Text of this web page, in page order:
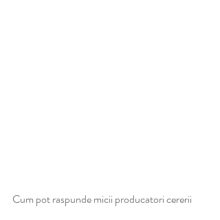
Cum pot raspunde micii producatori cererii